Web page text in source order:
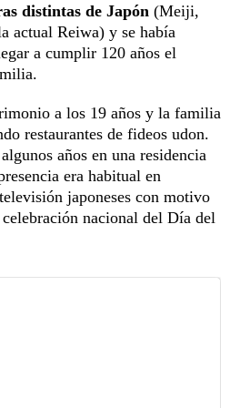
distintas de Japón (Meiji,
actual Reiwa) y se había
a cumplir 120 años el
a los 19 años y la familia
restaurantes de fideos udon.
años en una residencia
era habitual en
japoneses con motivo
nacional del Día del